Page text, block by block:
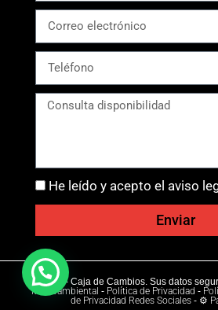
He leído y acepto el aviso
Enviar
Ⓒ 2026 - Caja de Cambios. Sus datos
Medioambiental - Política de Privacidad -
de Privacidad Redes Sociales- ⚙